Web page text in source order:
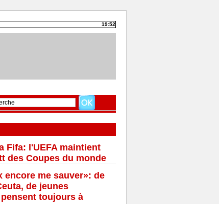
19:52
Fifa: l'UEFA maintient
des Coupes du monde
encore me sauver»: de
de jeunes
toujours à